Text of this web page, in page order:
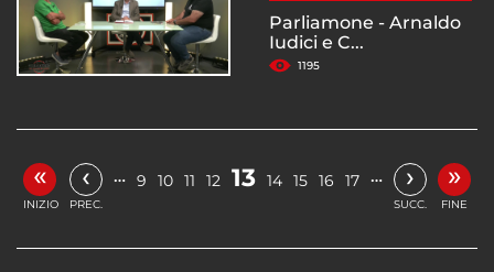
Parliamone - Arnaldo
Iudici e C...
1195
«
INIZIO
‹
PREC.
… 9 10 11 12 13 14 15 16 17 … ›
SUCC.
»
FINE